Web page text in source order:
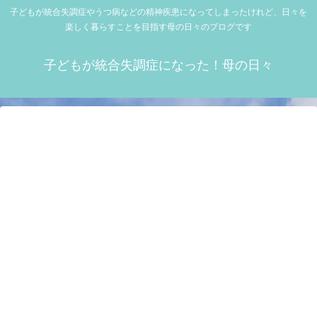
子どもが統合失調症やうつ病などの精神疾患になってしまったけれど、日々を
楽しく暮らすことを目指す母の日々のブログです
子どもが統合失調症になった！母の日々